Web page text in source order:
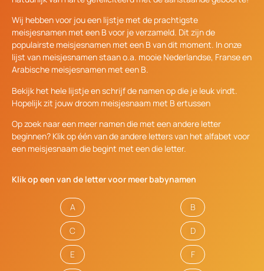
Wij hebben voor jou een lijstje met de prachtigste
meisjesnamen met een B voor je verzameld. Dit zijn de
populairste meisjesnamen met een B van dit moment. In onze
lijst van meisjesnamen staan o.a. mooie Nederlandse, Franse en
Arabische meisjesnamen met een B.
Bekijk het hele lijstje en schrijf de namen op die je leuk vindt.
Hopelijk zit jouw droom meisjesnaam met B ertussen
Op zoek naar een meer namen die met een andere letter
beginnen? Klik op één van de andere letters van het alfabet voor
een meisjesnaam die begint met een die letter.
Klik op een van de letter voor meer babynamen
A B
C D
E F